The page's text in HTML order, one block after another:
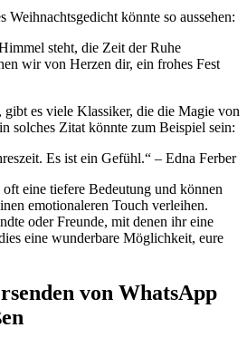
Weihnachtsgedicht könnte so aussehen:
steht, die Zeit der Ruhe
wir von Herzen dir, ein frohes Fest
es viele Klassiker, die die Magie von
solches Zitat könnte zum Beispiel sein:
Es ist ein Gefühl.“ – Edna Ferber
eine tiefere Bedeutung und können
emotionaleren Touch verleihen.
oder Freunde, mit denen ihr eine
eine wunderbare Möglichkeit, eure
von WhatsApp